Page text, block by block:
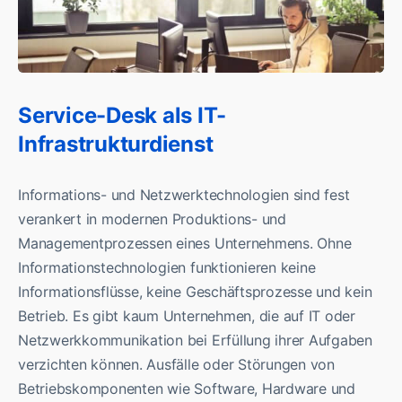
Service-Desk als IT-
Infrastrukturdienst
Informations- und Netzwerktechnologien sind fest
verankert in modernen Produktions- und
Managementprozessen eines Unternehmens. Ohne
Informationstechnologien funktionieren keine
Informationsflüsse, keine Geschäftsprozesse und kein
Betrieb. Es gibt kaum Unternehmen, die auf IT oder
Netzwerkkommunikation bei Erfüllung ihrer Aufgaben
verzichten können. Ausfälle oder Störungen von
Betriebskomponenten wie Software, Hardware und